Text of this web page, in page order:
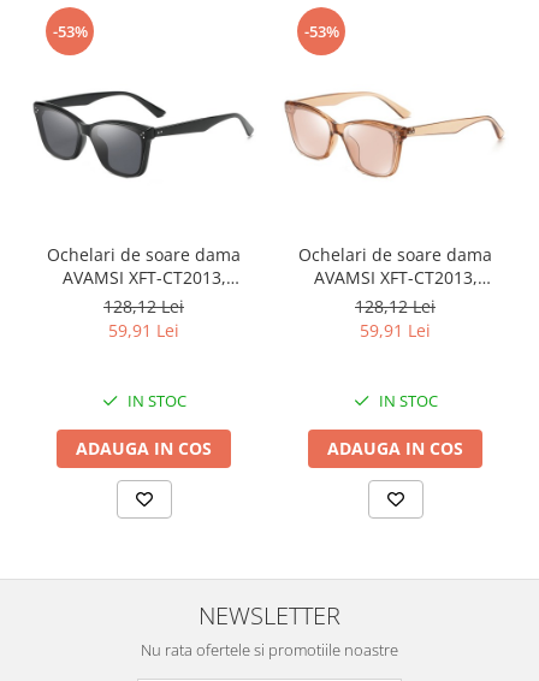
-53%
Ochelari de soare dama
AVAMSI XFT-CT2013,
Polarizati, Negru
128,12 Lei
59,91 Lei
IN STOC
ADAUGA IN COS
-53%
Ochelari de soare dama
AVAMSI XFT-CT2013,
Polarizati, Roz
128,12 Lei
59,91 Lei
IN STOC
ADAUGA IN COS
NEWSLETTER
Nu rata ofertele si promotiile noastre